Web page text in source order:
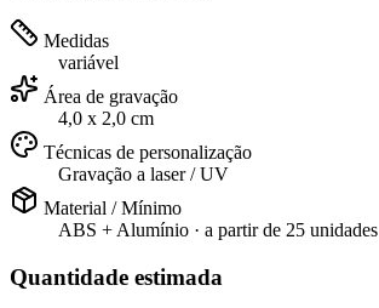
Medidas
variável
Área de gravação
4,0 x 2,0 cm
Técnicas de personalização
Gravação a laser / UV
Material / Mínimo
ABS + Alumínio · a partir de 25 unidades
Quantidade estimada